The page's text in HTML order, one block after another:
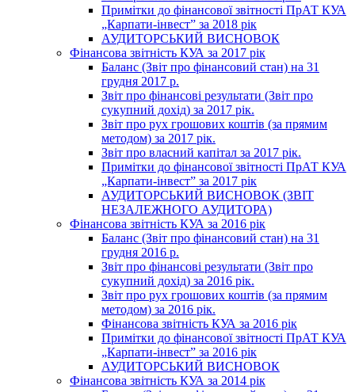
Примітки до фінансової звітності ПрАТ КУА
„Карпати-інвест” за 2018 рік
АУДИТОРСЬКИЙ ВИСНОВОК
Фінансова звітність КУА за 2017 рік
Баланс (Звіт про фінансовий стан) на 31
грудня 2017 р.
Звіт про фінансові результати (Звіт про
сукупний дохід) за 2017 рік.
Звіт про рух грошових коштів (за прямим
методом) за 2017 рік.
Звіт про власний капітал за 2017 рік.
Примітки до фінансової звітності ПрАТ КУА
„Карпати-інвест” за 2017 рік
АУДИТОРСЬКИЙ ВИСНОВОК (ЗВІТ
НЕЗАЛЕЖНОГО АУДИТОРА)
Фінансова звітність КУА за 2016 рік
Баланс (Звіт про фінансовий стан) на 31
грудня 2016 р.
Звіт про фінансові результати (Звіт про
сукупний дохід) за 2016 рік.
Звіт про рух грошових коштів (за прямим
методом) за 2016 рік.
Фінансова звітність КУА за 2016 рік
Примітки до фінансової звітності ПрАТ КУА
„Карпати-інвест” за 2016 рік
АУДИТОРСЬКИЙ ВИСНОВОК
Фінансова звітність КУА за 2014 рік